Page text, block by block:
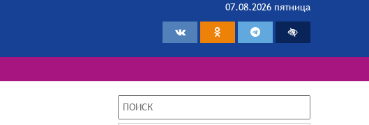
07.08.2026 пятница